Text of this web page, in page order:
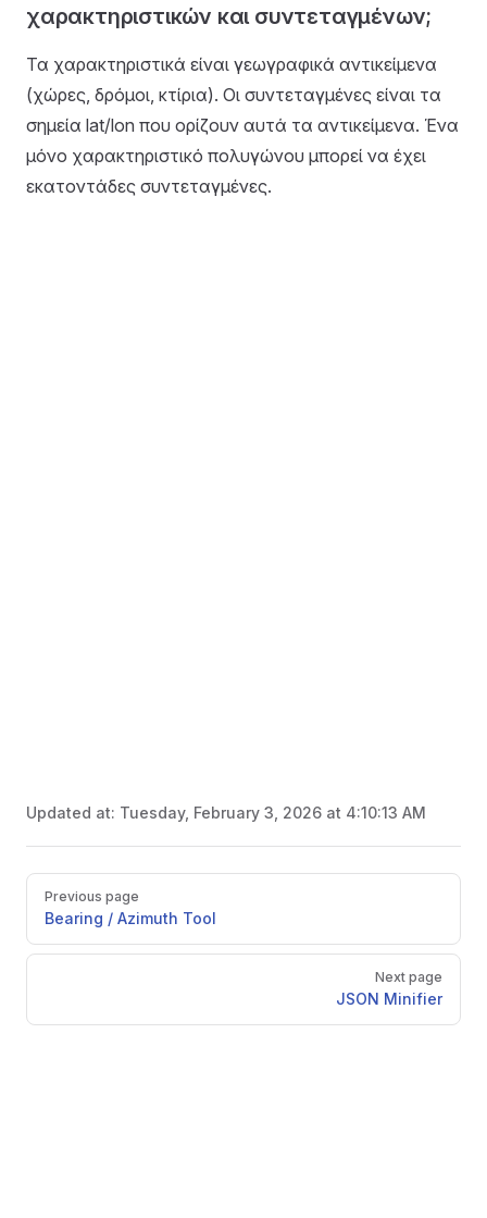
χαρακτηριστικών και συντεταγμένων;
Τα χαρακτηριστικά είναι γεωγραφικά αντικείμενα
(χώρες, δρόμοι, κτίρια). Οι συντεταγμένες είναι τα
σημεία lat/lon που ορίζουν αυτά τα αντικείμενα. Ένα
μόνο χαρακτηριστικό πολυγώνου μπορεί να έχει
εκατοντάδες συντεταγμένες.
Updated at: Tuesday, February 3, 2026 at 4:10:13 AM
Pager
Previous page
Bearing / Azimuth Tool
Next page
JSON Minifier